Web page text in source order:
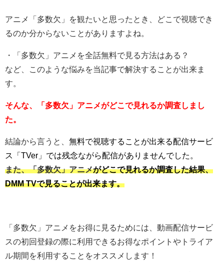
アニメ「多数欠」を観たいと思ったとき、どこで視聴でき
るのか分からないことがありますよね。
・「多数欠」アニメを全話無料で見る方法はある？
など、このような悩みを当記事で解決することが出来ま
す。
そんな、「多数欠」アニメがどこで見れるか調査しまし
た。
結論から言うと、 無料で視聴することが出来る配信サービ
ス「TVer」では残念ながら配信がありませんでした。
また、「多数欠」アニメがどこで見れるか調査した結果、
DMM TVで見ることが出来ます。
「多数欠」アニメをお得に見るためには、動画配信サービ
スの初回登録の際に利用できるお得なポイントやトライア
ル期間を利用することをオススメします！